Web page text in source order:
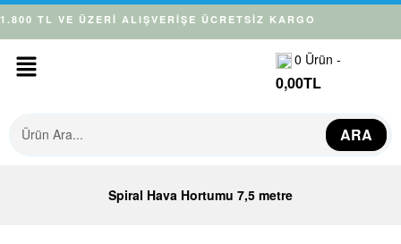
1.800 TL VE ÜZERİ ALIŞVERİŞE ÜCRETSİZ KARGO
0 Ürün -
0,00TL
ARA
Spiral Hava Hortumu 7,5 metre